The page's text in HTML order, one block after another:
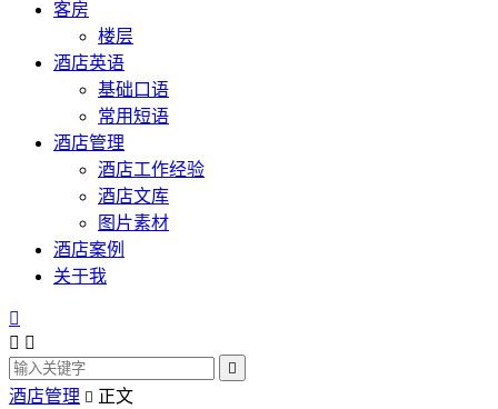
客房
楼层
酒店英语
基础口语
常用短语
酒店管理
酒店工作经验
酒店文库
图片素材
酒店案例
关于我

 

酒店管理  正文